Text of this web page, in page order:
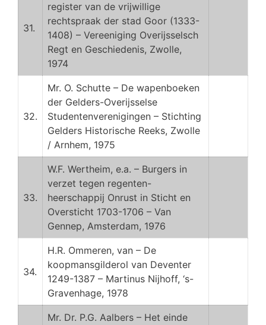
31.
register van de vrijwillige
rechtspraak der stad Goor (1333-
1408) – Vereeniging Overijsselsch
Regt en Geschiedenis, Zwolle,
1974
32.
Mr. O. Schutte – De wapenboeken
der Gelders-Overijsselse
Studentenverenigingen – Stichting
Gelders Historische Reeks, Zwolle
/ Arnhem, 1975
33.
W.F. Wertheim, e.a. – Burgers in
verzet tegen regenten-
heerschappij Onrust in Sticht en
Oversticht 1703-1706 – Van
Gennep, Amsterdam, 1976
34.
H.R. Ommeren, van – De
koopmansgilderol van Deventer
1249-1387 – Martinus Nijhoff, ‘s-
Gravenhage, 1978
Mr. Dr. P.G. Aalbers – Het einde